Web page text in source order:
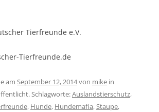
Tierfreunde e.V.
Tierfreunde.de
am September 12, 2014von mike in
Schlagworte:Auslandstierschutz,
, Hunde, Hundemafia,Staupe,